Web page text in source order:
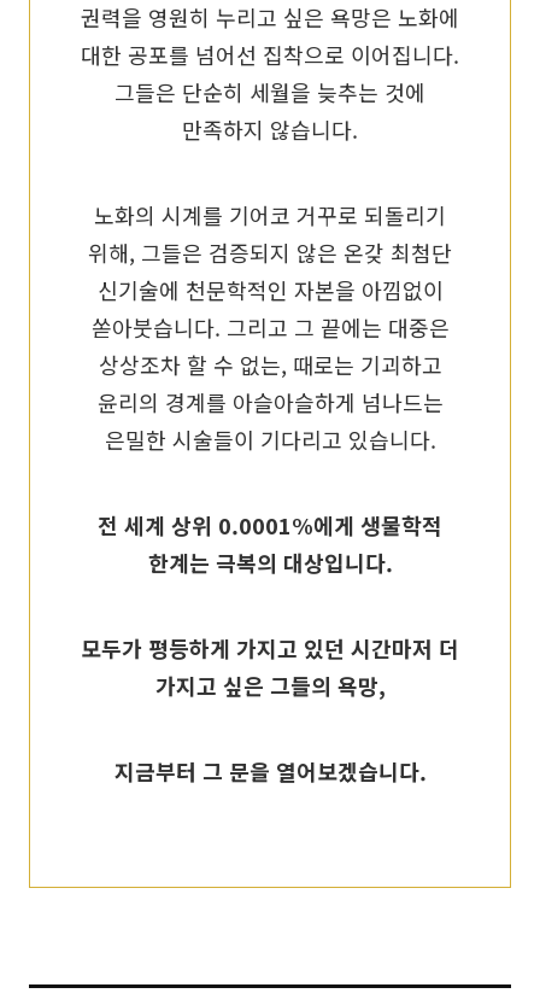
권력을 영원히 누리고 싶은 욕망은 노화에
대한 공포를 넘어선 집착으로 이어집니다.
그들은 단순히 세월을 늦추는 것에
만족하지 않습니다.
노화의 시계를 기어코 거꾸로 되돌리기
위해, 그들은 검증되지 않은 온갖 최첨단
신기술에 천문학적인 자본을 아낌없이
쏟아붓습니다. 그리고 그 끝에는 대중은
상상조차 할 수 없는, 때로는 기괴하고
윤리의 경계를 아슬아슬하게 넘나드는
은밀한 시술들이 기다리고 있습니다.
전 세계 상위 0.0001%에게 생물학적
한계는 극복의 대상입니다.
모두가 평등하게 가지고 있던 시간마저 더
가지고 싶은 그들의 욕망,
지금부터 그 문을 열어보겠습니다.